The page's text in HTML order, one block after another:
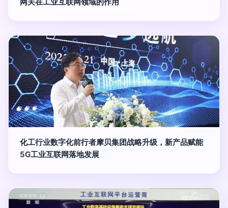
化工行业数字化前行者摩贝集团战略升级，新产品赋能
5G工业互联网落地发展